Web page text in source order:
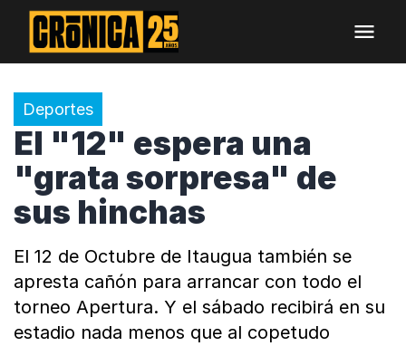
Deportes
El "12" espera una
"grata sorpresa" de
sus hinchas
El 12 de Octubre de Itaugua también se
apresta cañón para arrancar con todo el
torneo Apertura. Y el sábado recibirá en su
estadio nada menos que al copetudo